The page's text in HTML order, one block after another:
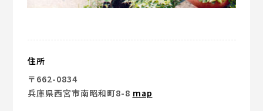
住所
〒662-0834
兵庫県西宮市南昭和町8-8 map